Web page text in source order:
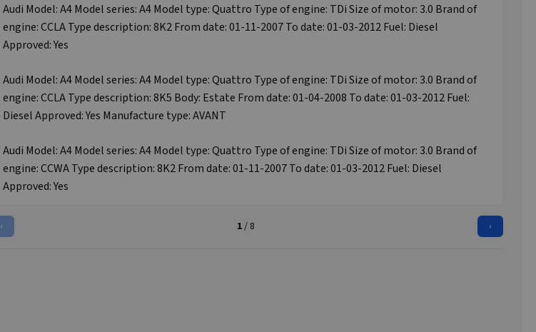
Audi Model: A4 Model series: A4 Model type: Quattro Type of engine: TDi Size of motor: 3.0 Brand of
engine: CCLA Type description: 8K2 From date: 01-11-2007 To date: 01-03-2012 Fuel: Diesel
Approved: Yes
Audi Model: A4 Model series: A4 Model type: Quattro Type of engine: TDi Size of motor: 3.0 Brand of
engine: CCLA Type description: 8K5 Body: Estate From date: 01-04-2008 To date: 01-03-2012 Fuel:
Diesel Approved: Yes Manufacture type: AVANT
Audi Model: A4 Model series: A4 Model type: Quattro Type of engine: TDi Size of motor: 3.0 Brand of
engine: CCWA Type description: 8K2 From date: 01-11-2007 To date: 01-03-2012 Fuel: Diesel
Approved: Yes
‹ 1/ 8 ›